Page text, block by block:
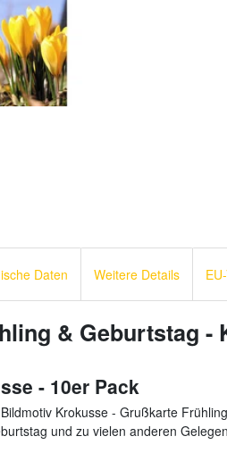
Daten Weitere Details
& Geburtstag -
- 10er Pack
Krokusse - Grußkarte
und zu vielen anderen